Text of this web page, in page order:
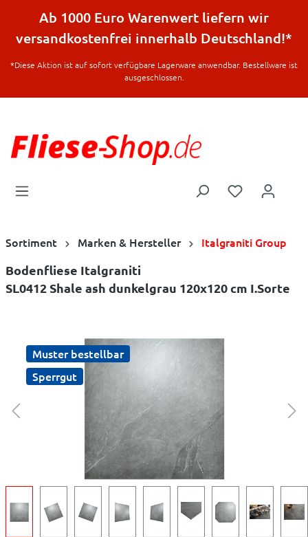
springen
Ab 1000 Euro Warenwert liefern wir
versandkostenfrei innerhalb Deutschland!*
*Diese Aktion ist auf sofort verfügbare Lagerware anwendbar. Bestellware ist
ausgeschlossen.
Sortiment Marken & Hersteller Italgraniti Group
Bodenfliese Italgraniti
SL0412 Shale ash dunkelgrau 120x120 cm I.Sorte
Muster bestellbar
Sperrgut